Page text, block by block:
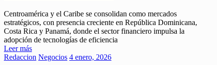
Centroamérica y el Caribe se consolidan como mercados
estratégicos, con presencia creciente en República Dominicana,
Costa Rica y Panamá, donde el sector financiero impulsa la
adopción de tecnologías de eficiencia
Leer más
Redaccion Negocios 4 enero, 2026